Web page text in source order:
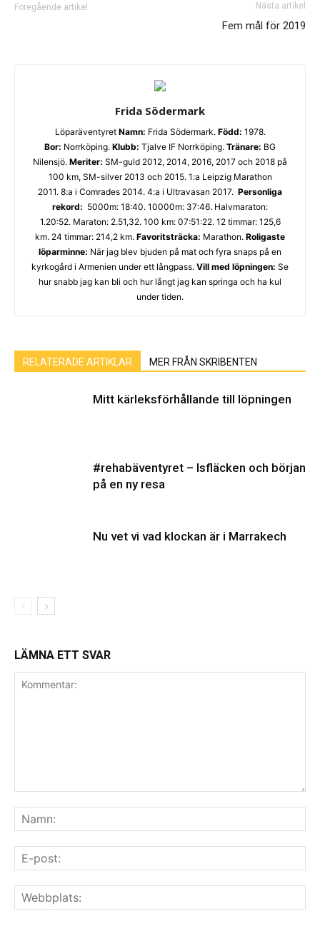
Föregående artikel Nästa artikel
Fem mål för 2019
Frida Södermark
Löparäventyret Namn: Frida Södermark. Född: 1978.
Bor: Norrköping. Klubb: Tjalve IF Norrköping. Tränare: BG
Nilensjö. Meriter: SM-guld 2012, 2014, 2016, 2017 och 2018 på
100 km, SM-silver 2013 och 2015. 1:a Leipzig Marathon
2011. 8:a i Comrades 2014. 4:a i Ultravasan 2017. Personliga
rekord: 5000m: 18:40. 10000m: 37:46. Halvmaraton:
1.20:52. Maraton: 2.51,32. 100 km: 07:51:22. 12 timmar: 125,6
km. 24 timmar: 214,2 km. Favoritsträcka: Marathon. Roligaste
löparminne: När jag blev bjuden på mat och fyra snaps på en
kyrkogård i Armenien under ett långpass. Vill med löpningen: Se
hur snabb jag kan bli och hur långt jag kan springa och ha kul
under tiden.
RELATERADE ARTIKLAR MER FRÅN SKRIBENTEN
Mitt kärleksförhållande till löpningen
#rehabäventyret – Isfläcken och början
på en ny resa
Nu vet vi vad klockan är i Marrakech
LÄMNA ETT SVAR